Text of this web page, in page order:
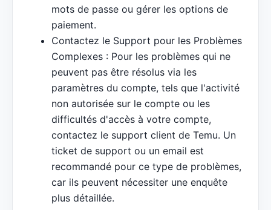
mots de passe ou gérer les options de
paiement.
Contactez le Support pour les Problèmes
Complexes : Pour les problèmes qui ne
peuvent pas être résolus via les
paramètres du compte, tels que l'activité
non autorisée sur le compte ou les
difficultés d'accès à votre compte,
contactez le support client de Temu. Un
ticket de support ou un email est
recommandé pour ce type de problèmes,
car ils peuvent nécessiter une enquête
plus détaillée.